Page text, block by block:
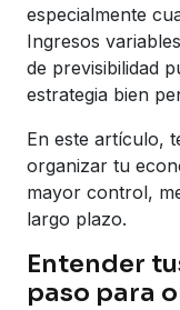
especialmente
Ingresos
de previsibilidad
estrategia bien
En este artículo,
organizar tu
mayor control,
largo plazo.
Entender
paso para